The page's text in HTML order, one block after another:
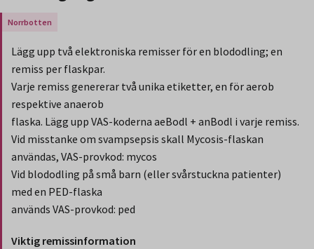
Gäller endast för Region Norrbotten.
Lägg upp två elektroniska remisser för en blododling; en
remiss per flaskpar.
Varje remiss genererar två unika etiketter, en för aerob
respektive anaerob
flaska. Lägg upp VAS-koderna aeBodl + anBodl i varje remiss.
Vid misstanke om svampsepsis skall Mycosis-flaskan
användas, VAS-provkod: mycos
Vid blododling på små barn (eller svårstuckna patienter)
med en PED-flaska
används VAS-provkod: ped
Viktig remissinformation